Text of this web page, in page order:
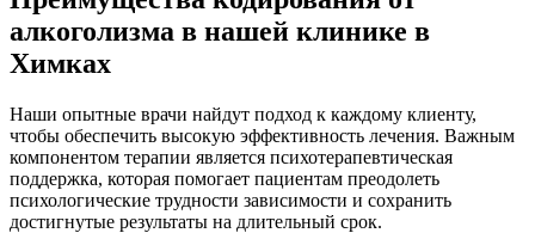
алкоголизма в нашей клинике в
Химках
Наши опытные врачи найдут подход к каждому клиенту,
чтобы обеспечить высокую эффективность лечения. Важным
компонентом терапии является психотерапевтическая
поддержка, которая помогает пациентам преодолеть
психологические трудности зависимости и сохранить
достигнутые результаты на длительный срок.